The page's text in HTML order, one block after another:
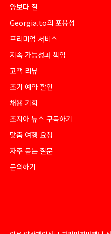
양보다 질
Georgia.to의 포용성
프리미엄 서비스
지속 가능성과 책임
고객 리뷰
조기 예약 할인
채용 기회
조지아 뉴스 구독하기
맞춤 여행 요청
자주 묻는 질문
문의하기